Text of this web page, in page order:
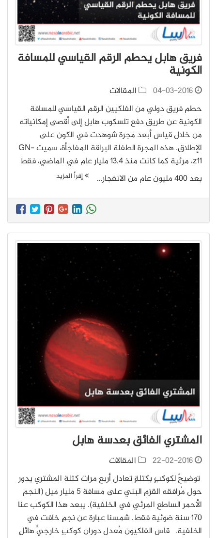
فريق هابل يحطم الرقم القياسي للمسافة
الكونية
04-03-2016
المقالات
حطم فريق دولي من الفلكيين الرقم القياسي للمسافة
الكونية عن طريق دفع تلسكوب هابل إلى أقصى إمكانياته
من خلال قياس أبعد مجرة شوهدت في الكون على
الإطلاق. هذه المجرة الطفلة البراقة المفاجأة، سميت GN-
z11، مرئية كما كانت منذ 13.4 مليار عام في الماضي، فقط
بعد 400 مليون عام من الانفجار…
إقرأ المزيد
المشتري الفائق بعدسة هابل
22-02-2016
المقالات
توضيحٌ لكوكبٍ بكتلةٍ تعادل أربع مرات كتلة المشتري يدور
حول مُرافقه القزم البني على مسافة 5 مليار ميل (النجم
الأحمر الساطع المرئي في الخلفية). يبعد هذا الكوكب عنا
170 سنة ضوئية فقط. شمسنا عبارة عن نجمٍ خافت في
الخلفية. قاس الفلكيون مُعدل دوران كوكبٍ خارجيٍّ هائلٍ